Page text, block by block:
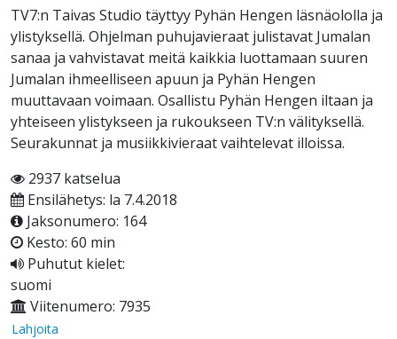
TV7:n Taivas Studio täyttyy Pyhän Hengen läsnäololla ja
ylistyksellä. Ohjelman puhujavieraat julistavat Jumalan
sanaa ja vahvistavat meitä kaikkia luottamaan suuren
Jumalan ihmeelliseen apuun ja Pyhän Hengen
muuttavaan voimaan. Osallistu Pyhän Hengen iltaan ja
yhteiseen ylistykseen ja rukoukseen TV:n välityksellä.
Seurakunnat ja musiikkivieraat vaihtelevat illoissa.
2937 katselua
Ensilähetys: la 7.4.2018
Jaksonumero: 164
Kesto: 60 min
Puhutut kielet:
suomi
Viitenumero: 7935
Lahjoita